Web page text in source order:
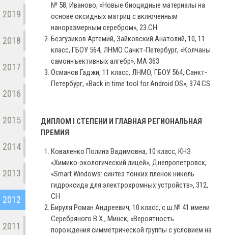
2019
2018
2017
2016
2015
2014
2013
2012
2011
№ 58, Иваново, «Новые биоцидные материалы на
основе оксидных матриц с включенным
наноразмерным серебром», 23.СН
Безгузиков Артемий, Зайковский Анатолий, 10, 11
класс, ГБОУ 564, ЛНМО Санкт-Петербург, «Колчаны
самоинъективных алгебр», МА 363
Османов Гаджи, 11 класс, ЛНМО, ГБОУ 564, Санкт-
Петербург, «Back in time tool for Android OS», 374 CS
ДИПЛОМ I СТЕПЕНИ И ГЛАВНАЯ РЕГИОНАЛЬНАЯ
ПРЕМИЯ
Коваленко Полина Вадимовна, 10 класс, КНЗ
«Химико-экологический лицей», Днепропетровск,
«Smart Windows: синтез тонких плёнок никель
гидроксида для электрохромных устройств», 312,
СН
Бируля Роман Андреевич, 10 класс, с.ш.№ 41 имени
Серебряного В.Х., Минск, «Вероятность
порождения симметрической группы с условием на